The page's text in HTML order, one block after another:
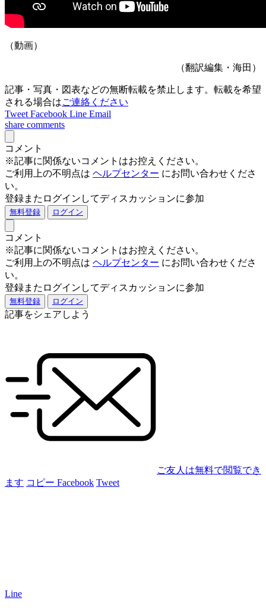
（動画）
（翻訳編集・海田）
記事・写真・図表などの無断転載を禁止します。転載を希望
される場合はご連絡ください
Tweet Facebook Line Email
share comments
コメント
※記事に関係ないコメントはお控えください。
ご利用上の不明点は ヘルプセンター にお問い合わせくださ
い。
登録またログインしてディスカッションに参加
無料登録 ログイン
コメント
※記事に関係ないコメントはお控えください。
ご利用上の不明点は ヘルプセンター にお問い合わせくださ
い。
登録またログインしてディスカッションに参加
無料登録 ログイン
記事をシェアしよう
ご友人は無料で閲覧でき
ます コピー Facebook Tweet
Line